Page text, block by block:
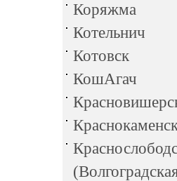
Коряжма
Котельнич
Котовск
КошАгач